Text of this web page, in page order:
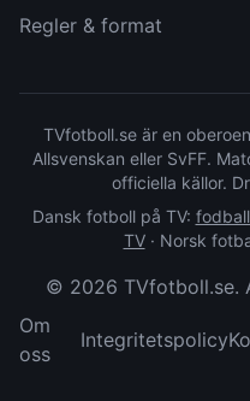
Regler & format
TVfotboll.se är en
Allsvenskan eller SvFF.
officiella källor.
Dansk fotboll på TV:
TV· Norsk
© 2026 TVfotboll.se.
Om
oss
Integritetspolicy